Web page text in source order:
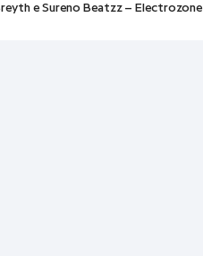
e Sureno Beatzz – Electrozone